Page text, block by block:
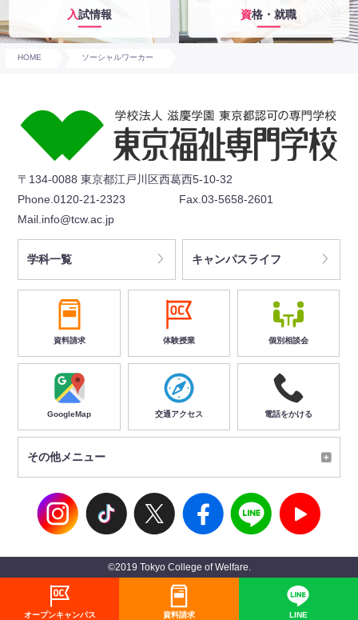
入試情報 資格・就職
HOME ソーシャルワーカー
オープンキャンパス 資料請求 LINE
〒134-0088 東京都江戸川区西葛西5-10-32
Phone.0120-21-2323
Fax.03-5658-2601
Mail.info@tcw.ac.jp
学科一覧 キャンパスライフ
資料請求 体験授業 個別相談会
GoogleMap 交通アクセス 電話をかける
その他メニュー
©2019 Tokyo College of Welfare.